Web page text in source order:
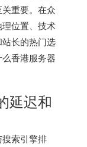
重要。在众
位置、技术
长的热门选
香港服务器
延迟和
索引擎排